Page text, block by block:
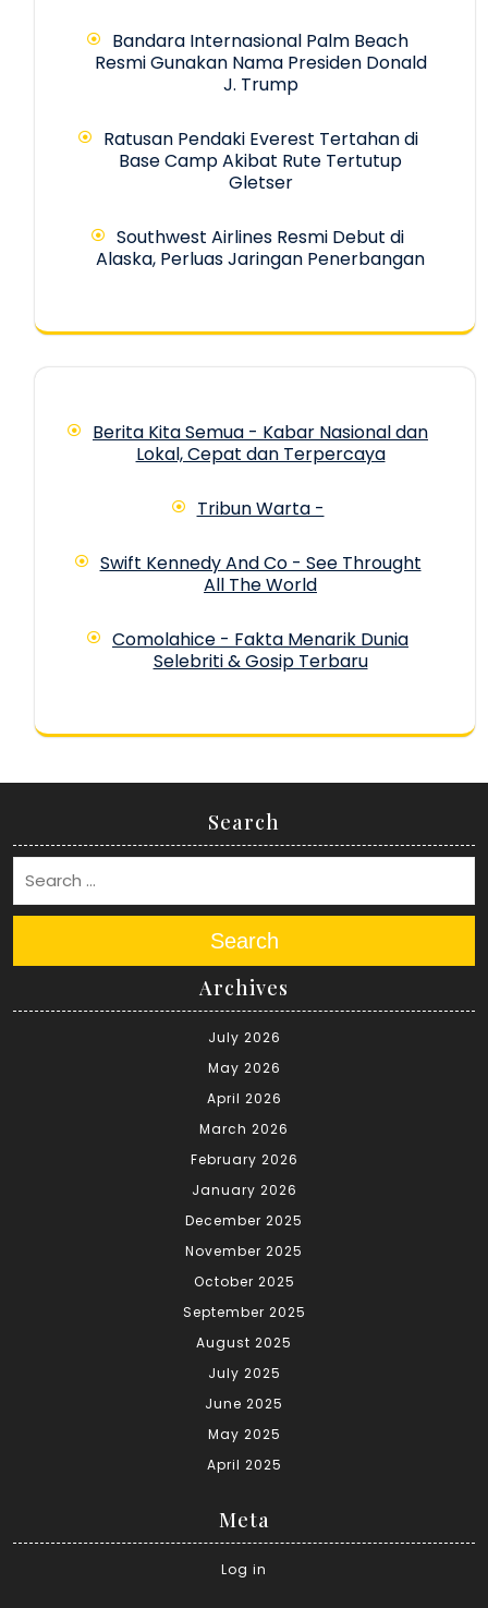
Bandara Internasional Palm Beach
Resmi Gunakan Nama Presiden Donald
J. Trump
Ratusan Pendaki Everest Tertahan di
Base Camp Akibat Rute Tertutup
Gletser
Southwest Airlines Resmi Debut di
Alaska, Perluas Jaringan Penerbangan
Berita Kita Semua - Kabar Nasional dan
Lokal, Cepat dan Terpercaya
Tribun Warta -
Swift Kennedy And Co - See Throught
All The World
Comolahice - Fakta Menarik Dunia
Selebriti & Gosip Terbaru
Search
Search
Archives
July 2026
May 2026
April 2026
March 2026
February 2026
January 2026
December 2025
November 2025
October 2025
September 2025
August 2025
July 2025
June 2025
May 2025
April 2025
Meta
Log in